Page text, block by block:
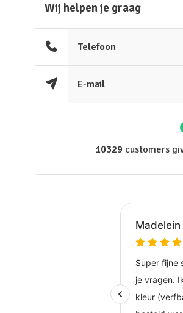
Wij helpen je graag
Telefoon
E-mail
10329customers